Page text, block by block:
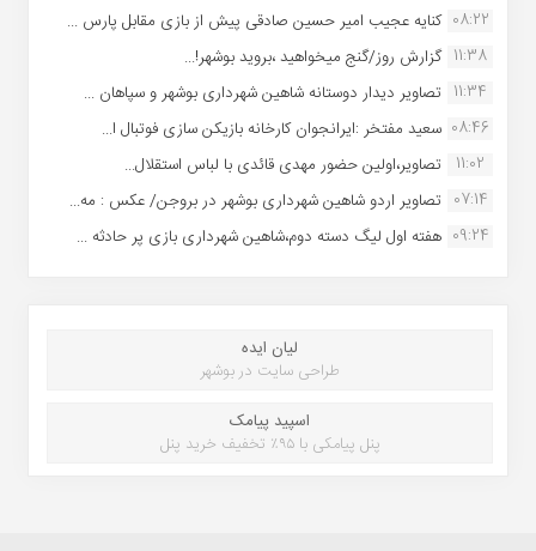
08:22 کنایه عجیب امیر حسین صادقی پیش از بازی مقابل پارس ...
11:38 گزارش روز/گنج میخواهید ،بروید بوشهر!...
11:34 تصاویر دیدار دوستانه شاهین شهردارى بوشهر و سپاهان ...
08:46 سعید مفتخر :ایرانجوان کارخانه بازیکن سازی فوتبال ا...
11:02
تصاویر،اولین حضور مهدی قائدی با لباس استقلال...
07:14 تصاویر اردو شاهین شهرداری بوشهر در بروجن/ عکس : مه...
09:24 هفته اول لیگ دسته دوم،شاهین شهرداری بازی پر حادثه ...
لیان ایده
طراحی سایت در بوشهر
اسپید پیامک
پنل پیامکی با ۹۵٪ تخفیف خرید پنل